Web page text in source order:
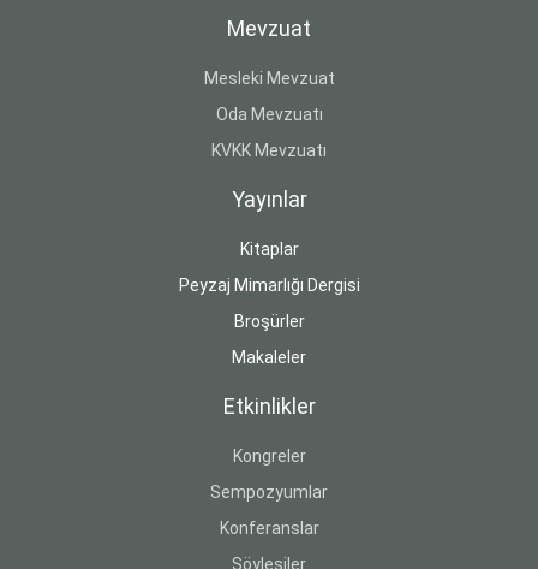
Mevzuat
Mesleki Mevzuat
Oda Mevzuatı
KVKK Mevzuatı
Yayınlar
Kitaplar
Peyzaj Mimarlığı Dergisi
Broşürler
Makaleler
Etkinlikler
Kongreler
Sempozyumlar
Konferanslar
Söyleşiler